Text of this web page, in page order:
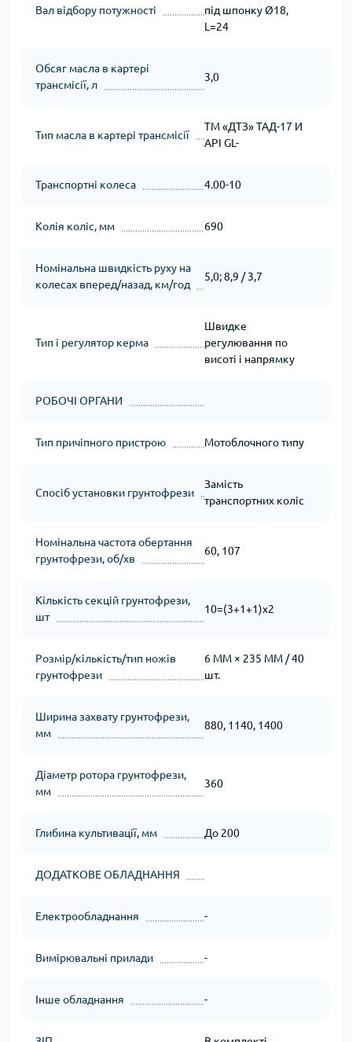
Вал відбору потужності
під шпонку Ø18,
L=24
Обсяг масла в картері
трансмісії, л
3,0
Тип масла в картері трансмісії
ТМ «ДТЗ» ТАД-17 И
API GL-
Транспортні колеса 4.00-10
Колія коліс, мм 690
Номінальна швидкість руху на
колесах вперед/назад, км/год
5,0; 8,9 / 3,7
Тип і регулятор керма
Швидке
регулювання по
висоті і напрямку
РОБОЧІ ОРГАНИ
Тип причіпного пристрою Мотоблочного типу
Спосіб установки грунтофрези
Замість
транспортних коліс
Номінальна частота обертання
грунтофрези, об/хв
60, 107
Кількість секцій грунтофрези,
шт
10=(3+1+1)х2
Розмір/кількість/тип ножів
грунтофрези
6 ММ × 235 ММ / 40
шт.
Ширина захвату грунтофрези,
мм
880, 1140, 1400
Діаметр ротора грунтофрези,
мм
360
Глибина культивації, мм До 200
ДОДАТКОВЕ ОБЛАДНАННЯ
Електрообладнання -
Вимірювальні прилади -
Інше обладнання -